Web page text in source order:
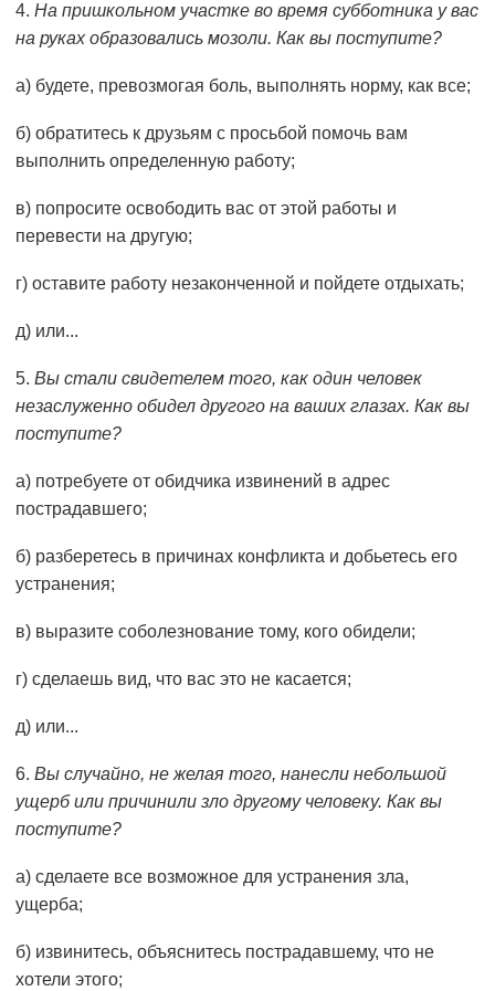
4. На пришкольном участке во время субботника у вас
на руках образовались мозо­ли. Как вы поступите?
а) будете, превозмогая боль, выполнять норму, как все;
б) обратитесь к друзьям с просьбой помочь вам
выполнить определенную работу;
в) попросите освободить вас от этой работы и
перевести на другую;
г) оставите работу незаконченной и пойдете отдыхать;
д) или...
5. Вы стали свидетелем того, как один человек
незаслуженно обидел другого на ваших глазах. Как вы
поступите?
а) потребуете от обидчика извинений в адрес
пострадав­шего;
б) разберетесь в причинах конфликта и добьетесь его
устранения;
в) выразите соболезнование тому, кого обидели;
г) сделаешь вид, что вас это не касается;
д) или...
6. Вы случайно, не желая того, нанесли небольшой
ущерб или причинили зло другому человеку. Как вы
поступите?
а) сделаете все возможное для устранения зла,
ущерба;
б) извинитесь, объяснитесь пострадавшему, что не
хотели этого;